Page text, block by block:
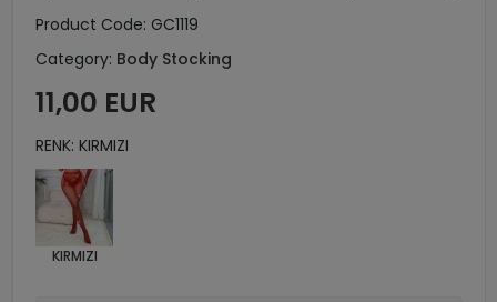
Product Code: GC1119
Category: Body Stocking
11,00 EUR
RENK: KIRMIZI
KIRMIZI